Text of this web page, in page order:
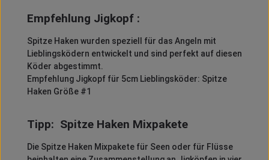
Empfehlung Jigkopf :
Spitze Haken wurden speziell für das Angeln mit
Lieblingsködern entwickelt und sind perfekt auf diesen
Köder abgestimmt.
Empfehlung Jigkopf für 5cm Lieblingsköder: Spitze
Haken Größe #1
Tipp: Spitze Haken Mixpakete
Die Spitze Haken Mixpakete für Seen oder für Flüsse